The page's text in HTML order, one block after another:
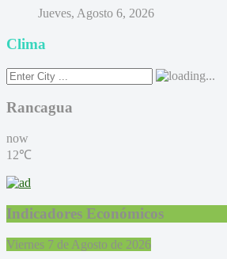
Jueves, Agosto 6, 2026
Clima
Rancagua
now
12℃
Indicadores Económicos
Viernes 7 de Agosto de 2026